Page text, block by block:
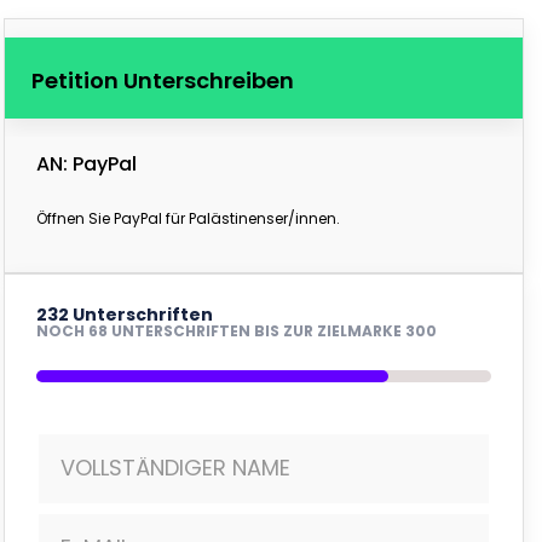
Petition Unterschreiben
AN: PayPal
Öffnen Sie PayPal für Palästinenser/innen.
232 Unterschriften
NOCH 68 UNTERSCHRIFTEN BIS ZUR ZIELMARKE 300
VOLLSTÄNDIGER NAME